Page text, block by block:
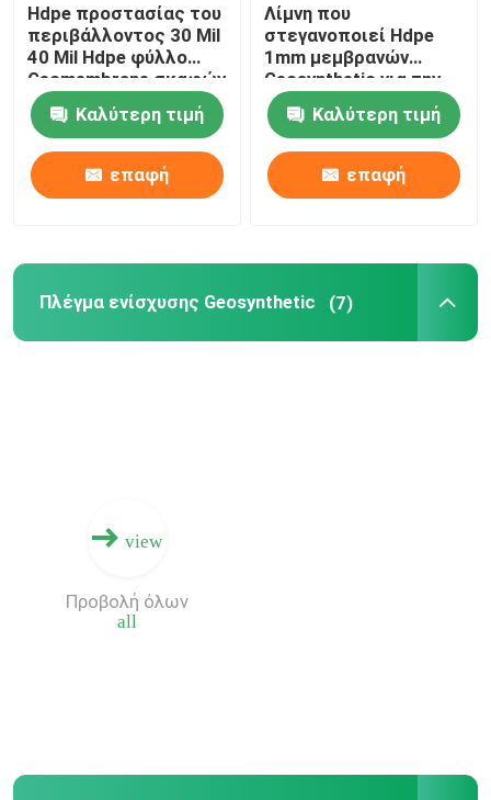
Hdpe προστασίας του
περιβάλλοντος 30 Mil
40 Mil Hdpe φύλλο
Geomembrane σκαφών
της γραμμής
Καλύτερη τιμή
επαφή
Λίμνη που
στεγανοποιεί Hdpe
1mm μεμβρανών
Geosynthetic για την
προστασία του
περιβάλλοντος
Καλύτερη τιμή
επαφή
Πλέγμα ενίσχυσης Geosynthetic (7)
view
all
Προβολή όλων